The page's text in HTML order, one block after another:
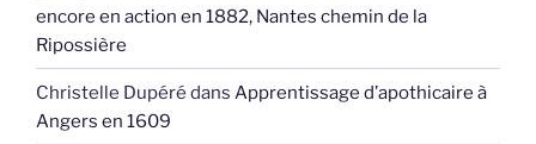
encore en action en 1882, Nantes chemin de la
Ripossière
Christelle Dupéré dans Apprentissage d’apothicaire à
Angers en 1609